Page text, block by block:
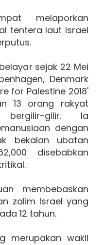
melaporkan
tentera laut Israel
sejak 22 Mei
Denmark
for Palestine 2018'
13 orang rakyat
gilir. Ia
dengan
bekalan ubatan
disebabkan
membebaskan
zalim Israel yang
12 tahun.
merupakan wakil